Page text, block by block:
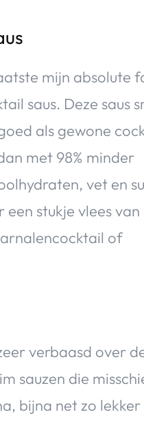
mijn absolute
saus. Deze saus
als gewone
met 98% minder
vet en
een stukje vlees van
of
verbaasd over
sauzen die
bijna net zo lekker